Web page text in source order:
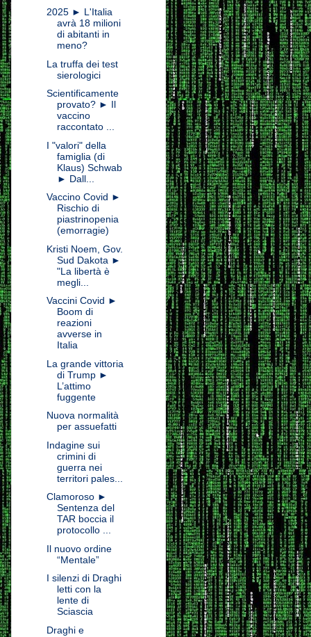
2025 ► L'Italia
avrà 18 milioni
di abitanti in
meno?
La truffa dei test
sierologici
Scientificamente
provato? ► Il
vaccino
raccontato ...
I "valori" della
famiglia (di
Klaus) Schwab
► Dall...
Vaccino Covid ►
Rischio di
piastrinopenia
(emorragie)
Kristi Noem, Gov.
Sud Dakota ►
"La libertà è
megli...
Vaccini Covid ►
Boom di
reazioni
avverse in
Italia
La grande vittoria
di Trump ►
L’attimo
fuggente
Nuova normalità
per assuefatti
Indagine sui
crimini di
guerra nei
territori pales...
Clamoroso ►
Sentenza del
TAR boccia il
protocollo ...
Il nuovo ordine
“Mentale”
I silenzi di Draghi
letti con la
lente di
Sciascia
Draghi e